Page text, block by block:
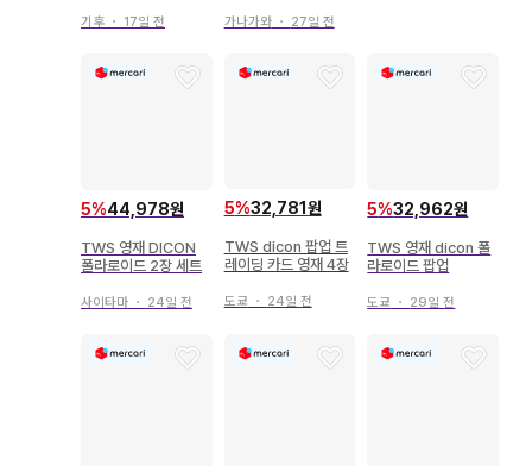
기후 ・ 17일 전 가나가와・ 27일 전
5%44,978원
TWS 영재 DICON
폴라로이드 2장 세트
사이타마 ・ 24일 전
5%32,781원
TWS dicon 팝업 트
레이딩 카드 영재 4장
도쿄 ・ 24일 전
5%32,962원
TWS 영재 dicon 폴
라로이드 팝업
도쿄 ・ 29일 전